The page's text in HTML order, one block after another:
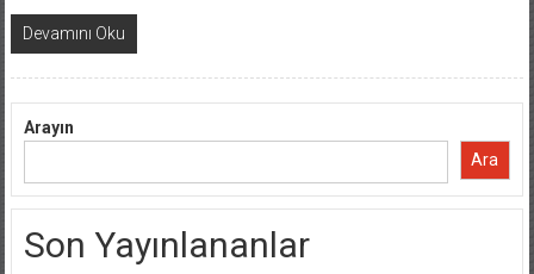
Devamını Oku
Arayın
Ara
Son Yayınlananlar